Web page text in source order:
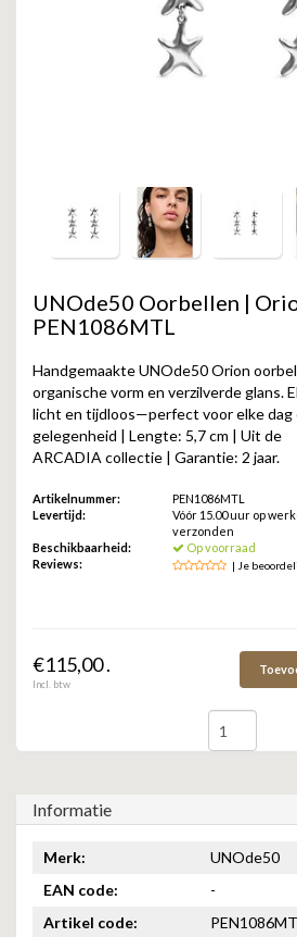
SILK | SALE
KARMA
CAMPS & CAMPS
BERNICE
ZAG BIJOUX
LILLY
SER INTREPIDA | SS25
CADEAUTJES VANAF € 100
UNOde50 Oorbellen |
PEN1086MTL
Handgemaakte UNOde50 Orion
organische vorm en verzilverde glans.
licht en tijdloos—perfect voor elke dag
gelegenheid | Lengte: 5,7 cm | Uit de
ARCADIA collectie | Garantie: 2 jaar.
Artikelnummer:
PEN1086MTL
Levertijd:
Vóór 15.00 uur op
verzonden
Beschikbaarheid:
Op voorraad
Reviews:
| Je
€115,00 .
Incl. btw
Informatie
Merk:
UNOde50
EAN code:
-
Artikel code: